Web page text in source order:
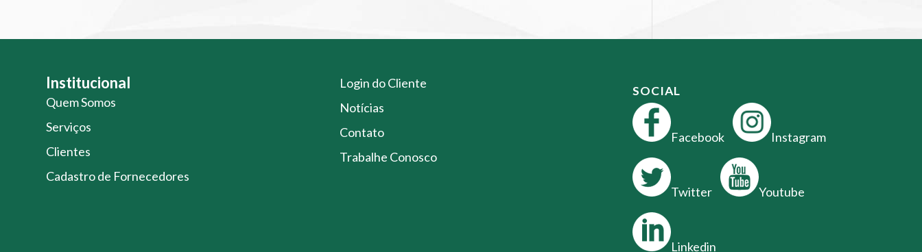
Institucional
Quem Somos
Serviços
Clientes
Cadastro de Fornecedores
Login do Cliente
Notícias
Contato
Trabalhe Conosco
SOCIAL
Facebook Instagram
Twitter Youtube
Linkedin